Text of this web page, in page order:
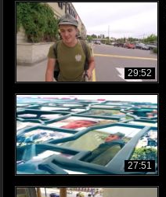
29:52
27:51